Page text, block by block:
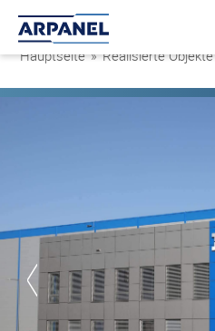
Hauptseite » Realisierte Objekte